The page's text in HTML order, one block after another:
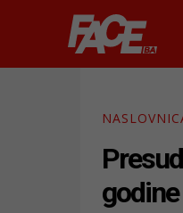
godine